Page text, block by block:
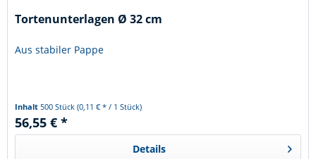
Tortenunterlagen Ø 32 cm
Aus stabiler Pappe
Inhalt500 Stück(0,11 € * / 1 Stück)
56,55 € *
Details